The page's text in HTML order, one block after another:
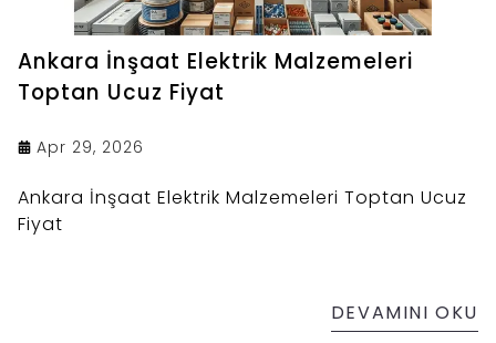
Ankara İnşaat Elektrik Malzemeleri
Toptan Ucuz Fiyat
Apr 29, 2026
Ankara İnşaat Elektrik Malzemeleri Toptan Ucuz
Fiyat
DEVAMINI OKU